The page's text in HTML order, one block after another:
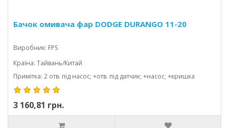
Бачок омивача фар DODGE DURANGO 11-20
Виробник: FPS
Країна: Тайвань/Китай
Примітка: 2 отв. під насос; +отв. під датчик; +насос; +кришка
3 160,81 грн.